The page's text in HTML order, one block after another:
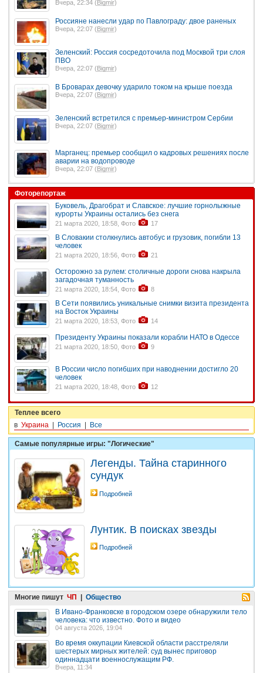
Вчера, 22:34 ( Bigmir)
Россияне нанесли удар по Павлограду: двое раненых
Вчера, 22:07 (Bigmir)
Зеленский: Россия сосредоточила под Москвой три слоя
ПВО
Вчера, 22:07 (Bigmir)
В Броварах девочку ударило током на крыше поезда
Вчера, 22:07 (Bigmir)
Зеленский встретился с премьер-министром Сербии
Вчера, 22:07 (Bigmir)
Марганец: премьер сообщил о кадровых решениях после
аварии на водопроводе
Вчера, 22:07 (Bigmir)
Фоторепортаж
Буковель, Драгобрат и Славское: лучшие горнолыжные
курорты Украины остались без снега
21 марта 2020, 18:58, Фото 17
В Словакии столкнулись автобус и грузовик, погибли 13
человек
21 марта 2020, 18:56, Фото 21
Осторожно за рулем: столичные дороги снова накрыла
загадочная туманность
21 марта 2020, 18:54, Фото 8
В Сети появились уникальные снимки визита президента
на Восток Украины
21 марта 2020, 18:53, Фото 14
Президенту Украины показали корабли НАТО в Одессе
21 марта 2020, 18:50, Фото 9
В России число погибших при наводнении достигло 20
человек
21 марта 2020, 18:48, Фото 12
Теплее всего
в Украина Россия Все
Самые популярные игры: "Логические"
Легенды. Тайна старинного
сундук
Подробней
Лунтик. В поисках звезды
Подробней
Многие пишут ЧП | Общество
В Ивано-Франковске в городском озере обнаружили тело
человека: что известно. Фото и видео
04 августа 2026, 19:04
Во время оккупации Киевской области расстреляли
шестерых мирных жителей: суд вынес приговор
одиннадцати военнослужащим РФ.
Вчера, 11:34